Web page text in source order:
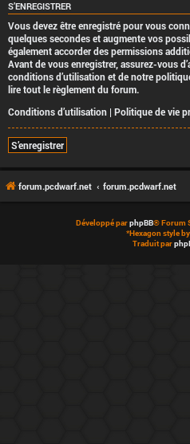
S’ENREGISTRER
Vous devez être enregistré pour vous
quelques secondes et augmente vos
également accorder des permissions
Avant de vous enregistrer, assurez-vous
conditions d’utilisation et de notre
lire tout le règlement du forum.
Conditions d’utilisation | Politique de vie
S’enregistrer
forum.pcdwarf.net forum.pcdwarf.net
Développé parphpBB® Forum
*Hexagon style by
Traduit par